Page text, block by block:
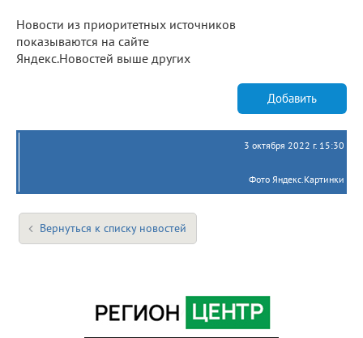
Новости из приоритетных источников
показываются на сайте
Яндекс.Новостей выше других
Добавить
3 октября 2022 г. 15:30
Фото Яндекс.Картинки
Вернуться к списку новостей